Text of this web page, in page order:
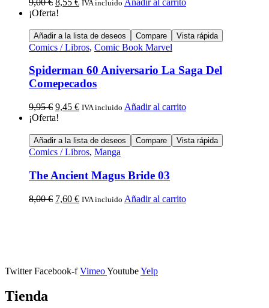
IVA incluido
¡Oferta!
Añadir a la lista de deseos Compare Vista rápida
Comics / Libros, Comic Book Marvel
Spiderman 60 Aniversario La Saga Del
Comepecados
9,95€ 9,45 € IVA incluido Añadir al carrito
¡Oferta!
Añadir a la lista de deseos Compare Vista rápida
Comics / Libros, Manga
The Ancient Magus Bride 03
8,00€ 7,60 € IVA incluido Añadir al carrito
Twitter Facebook-f VimeoYoutubeYelp
Tienda